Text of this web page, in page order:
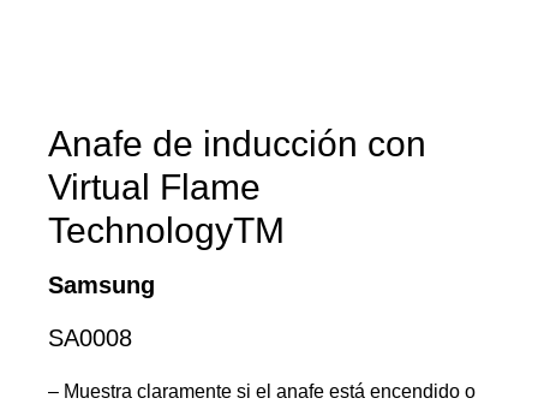
Anafe de inducción con
Virtual Flame
TechnologyTM
Samsung
SA0008
– Muestra claramente si el anafe está encendido o